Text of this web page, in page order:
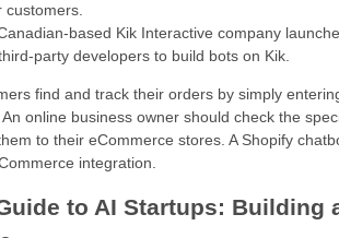
based Kik Interactive company
party developers to build bots on Kik.
find and track their orders by simply
online business owner should check the
to their eCommerce stores. A Shopify
integration.
to AI Startups: Building